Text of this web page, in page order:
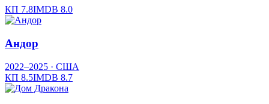
КП 7.8IMDB 8.0
Андор
2022–2025 · США
КП 8.5IMDB 8.7